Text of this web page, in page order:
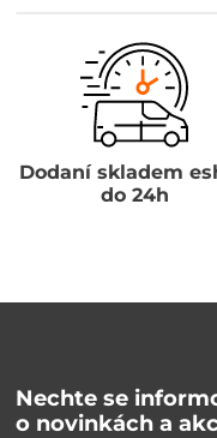
Dodaní skladem
do 24h
Nechte se
o novinkách a